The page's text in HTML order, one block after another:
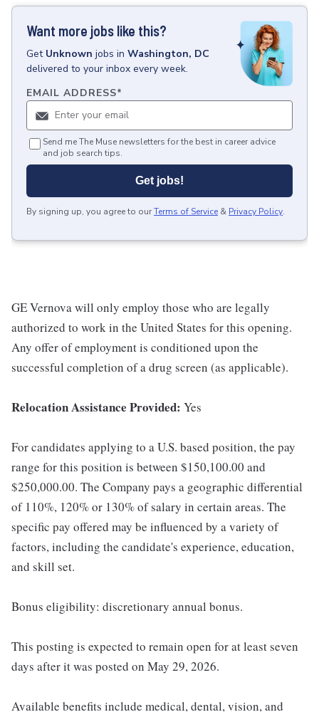
Want more jobs like this?
Get Unknown jobs in Washington, DC
delivered to your inbox every week.
EMAIL ADDRESS*
Send me The Muse newsletters for the best in career advice
and job search tips.
Get jobs!
By signing up, you agree to ourTerms of Service & Privacy Policy.
GE Vernova will only employ those who are legally
authorized to work in the United States for this opening.
Any offer of employment is conditioned upon the
successful completion of a drug screen (as applicable).
Relocation Assistance Provided: Yes
For candidates applying to a U.S. based position, the pay
range for this position is between $150,100.00 and
$250,000.00. The Company pays a geographic differential
of 110%, 120% or 130% of salary in certain areas. The
specific pay offered may be influenced by a variety of
factors, including the candidate's experience, education,
and skill set.
Bonus eligibility: discretionary annual bonus.
This posting is expected to remain open for at least seven
days after it was posted on May 29, 2026.
Available benefits include medical, dental, vision, and